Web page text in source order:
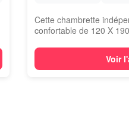
Cette chambrette
confortable de 120 X
Voir